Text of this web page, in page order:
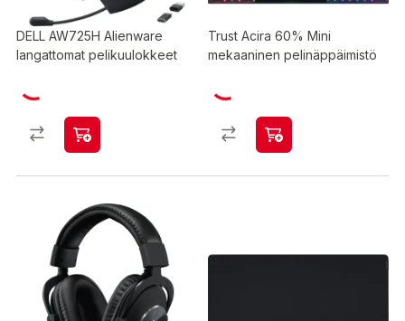
DELL AW725H Alienware
langattomat pelikuulokkeet
Trust Acira 60% Mini
mekaaninen pelinäppäimistö